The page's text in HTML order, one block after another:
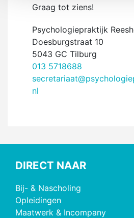
Graag tot ziens!
Psychologiepraktijk
Doesburgstraat 10
5043 GC Tilburg
013 5718688
nl
DIRECT NAAR
Bij- & Nascholing
Opleidingen
Maatwerk & Incompany